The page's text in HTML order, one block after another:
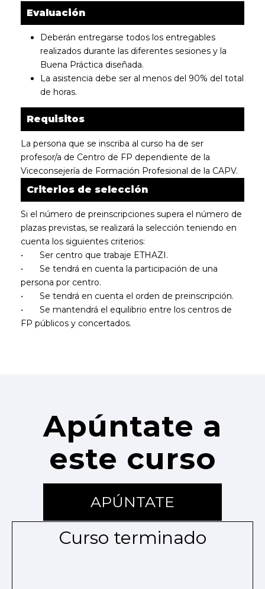
Evaluación
Deberán entregarse todos los entregables
realizados durante las diferentes sesiones y la
Buena Práctica diseñada.
La asistencia debe ser al menos del 90% del total
de horas.
Requisitos
La persona que se inscriba al curso ha de ser
profesor/a de Centro de FP dependiente de la
Viceconsejería de Formación Profesional de la CAPV.
Criterios de selección
Si el número de preinscripciones supera el número de
plazas previstas, se realizará la selección teniendo en
cuenta los siguientes criterios:
•
Ser centro que trabaje ETHAZI.
•
Se tendrá en cuenta la participación de una
persona por centro.
•
Se tendrá en cuenta el orden de preinscripción.
•
Se mantendrá el equilibrio entre los centros de
FP públicos y concertados.
Apúntate a
este curso
APÚNTATE
Curso terminado